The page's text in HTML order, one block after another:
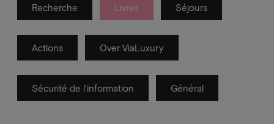
Recherche Livres Séjours
Actions Over ViaLuxury
Sécurité de l'information Général